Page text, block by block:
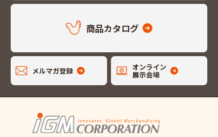
商品カタログ
メルマガ登録
オンライン
展示会場